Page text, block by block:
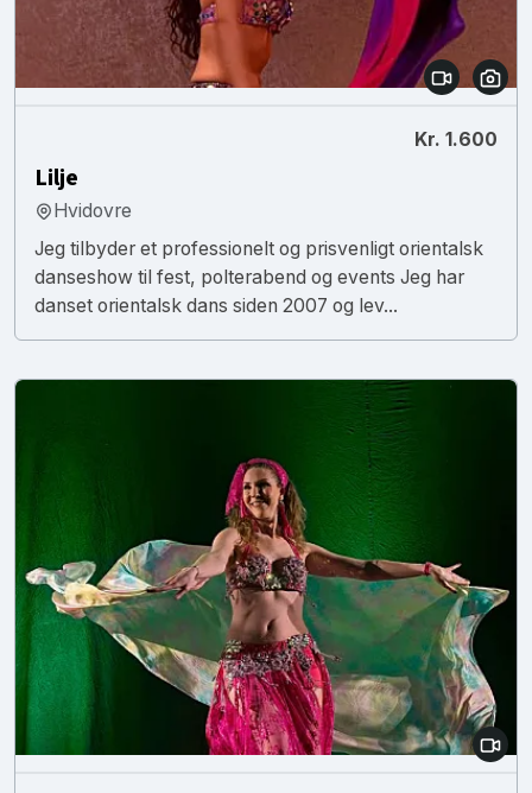
Kr. 1.600
Lilje
Hvidovre
Jeg tilbyder et professionelt og prisvenligt orientalsk
danseshow til fest, polterabend og events Jeg har
danset orientalsk dans siden 2007 og lev...